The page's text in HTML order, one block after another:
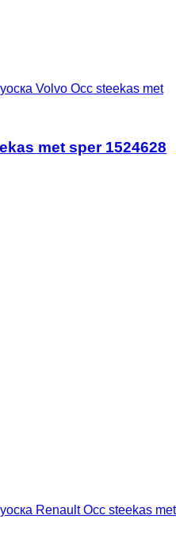
Volvo Occ steekas met
met sper 1524628
Renault Occ steekas met